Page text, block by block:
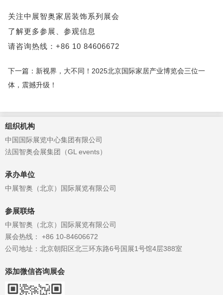
关注中展智奥家居装饰系列展会
了解更多参展、参观信息
请咨询热线：+86 10 84606672
下一篇：新视界，大不同！2025北京国际家居产业博览会三位一
体，震撼升级！
组织机构
中国国际展览中心集团有限公司
法国智奥会展集团（GL events）
承办单位
中展智奥（北京）国际展览有限公司
参展联络
中展智奥（北京）国际展览有限公司
展会热线： +86 10-84606672
公司地址：北京朝阳区北三环东路6号国展1号馆4层388室
添加微信咨询展会